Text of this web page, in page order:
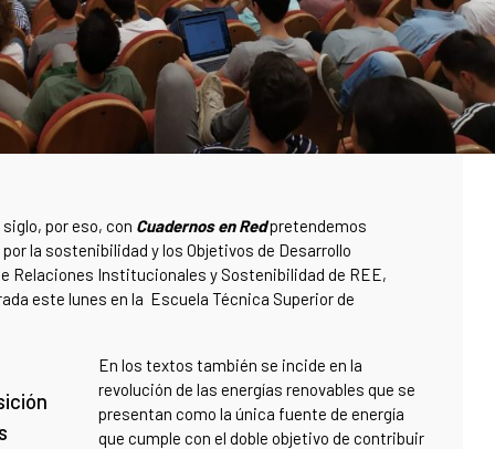
por eso, con Cuadernos en Redpretendemos
la sostenibilidad y los Objetivos de Desarrollo
Relaciones Institucionales y Sostenibilidad de REE,
este lunes en la Escuela Técnica Superior de
En los textos también se incide en la
revolución de las energías renovables que se
presentan como la única fuente de energía
que cumple con el doble objetivo de contribuir